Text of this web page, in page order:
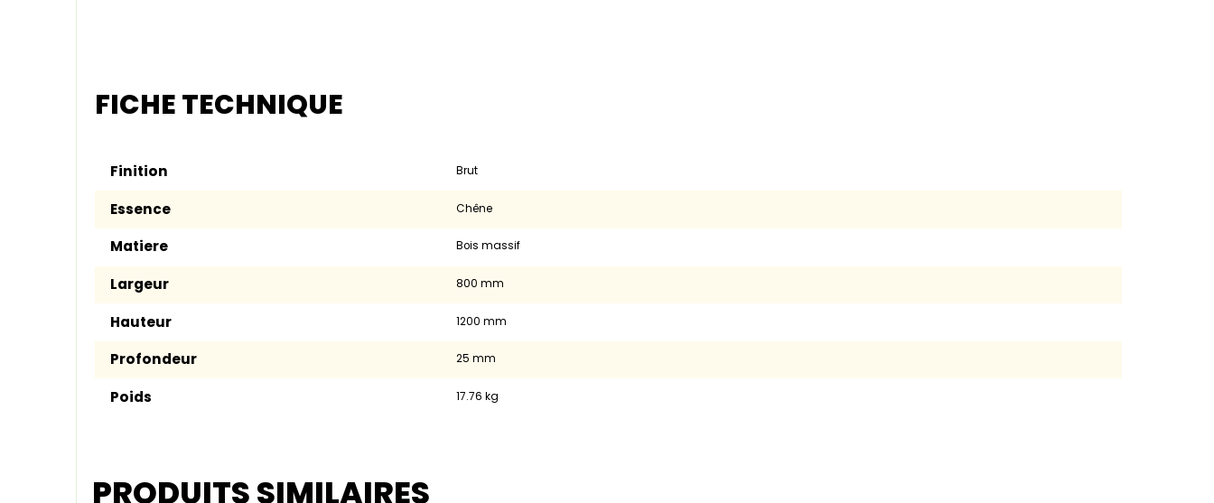
FICHE TECHNIQUE
Finition Brut
Essence chêne
Matiere Bois massif
Largeur 800 mm
Hauteur 1200 mm
Profondeur 25 mm
Poids 17.76 kg
PRODUITS SIMILAIRES